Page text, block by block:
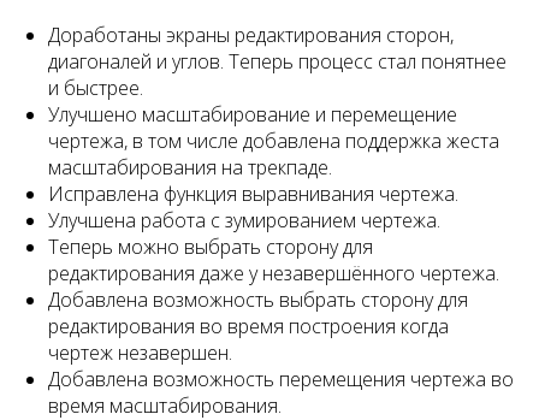
Доработаны экраны редактирования сторон,
диагоналей и углов. Теперь процесс стал понятнее
и быстрее.
Улучшено масштабирование и перемещение
чертежа, в том числе добавлена поддержка жеста
масштабирования на трекпаде.
Исправлена функция выравнивания чертежа.
Улучшена работа с зумированием чертежа.
Теперь можно выбрать сторону для
редактирования даже у незавершённого чертежа.
Добавлена возможность выбрать сторону для
редактирования во время построения когда
чертеж незавершен.
Добавлена возможность перемещения чертежа во
время масштабирования.